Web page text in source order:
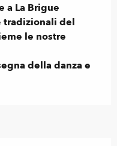
a La Brigue
tradizionali del
le nostre
della danza e